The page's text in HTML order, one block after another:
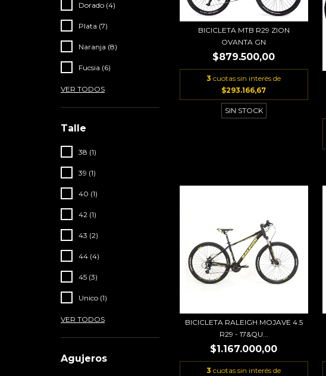
Dorado (4)
Plata (7)
Naranja (8)
Fucsia (6)
VER TODOS
Talle
38 (1)
39 (1)
40 (1)
42 (1)
43 (2)
44 (4)
45 (3)
Unico (1)
VER TODOS
Agujeros
BICICLETA MTB R29 ZION
OVANTA GN
$879.500,00
3 cuotas sin interés de
$293.166,67
SIN STOCK
BICICLETA RALEIGH MOJAVE 4.5
R29 - 17&QU...
$1.167.000,00
3 cuotas sin interés de